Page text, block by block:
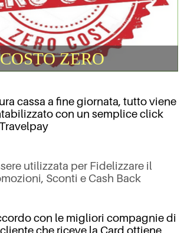
COSTO ZERO
cassa a fine giornata, tutto viene
con un semplice click
utilizzata per Fidelizzare il
Sconti e Cash Back
con le migliori compagnie di
che riceve la Card ottiene